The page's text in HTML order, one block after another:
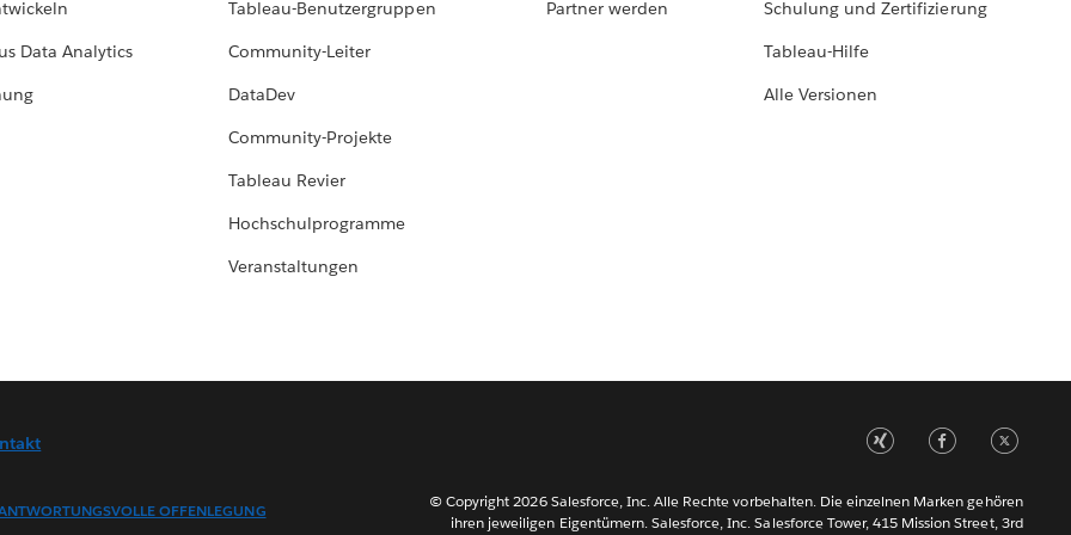
Data Analytics
Tableau-Benutzergruppen
Community-Leiter
DataDev
Community-Projekte
Tableau Revier
Hochschulprogramme
Veranstaltungen
Partner werden
Schulung und Zertifizierung
Tableau-Hilfe
Alle Versionen
OFFENLEGUNG
© Copyright 2026 Salesforce, Inc. Alle Rechte vorbehalten. Die einzelnen Marken gehören
ihren jeweiligen Eigentümern. Salesforce, Inc. Salesforce Tower, 415 Mission Street, 3rd